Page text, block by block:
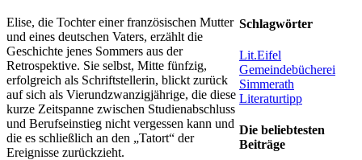
Elise, die Tochter einer französischen Mutter
und eines deutschen Vaters, erzählt die
Geschichte jenes Sommers aus der
Retrospektive. Sie selbst, Mitte fünfzig,
erfolgreich als Schriftstellerin, blickt zurück
auf sich als Vierundzwanzigjährige, die diese
kurze Zeitspanne zwischen Studienabschluss
und Berufseinstieg nicht vergessen kann und
die es schließlich an den „Tatort“ der
Ereignisse zurückzieht.
Schlagwörter
Lit.Eifel
Gemeindebücherei
Simmerath
Literaturtipp
Die beliebtesten
Beiträge